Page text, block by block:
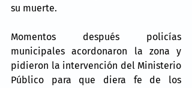
su muerte.
Momentos después policías
municipales acordonaron la zona y
pidieron la intervención del Ministerio
Público para que diera fe de los